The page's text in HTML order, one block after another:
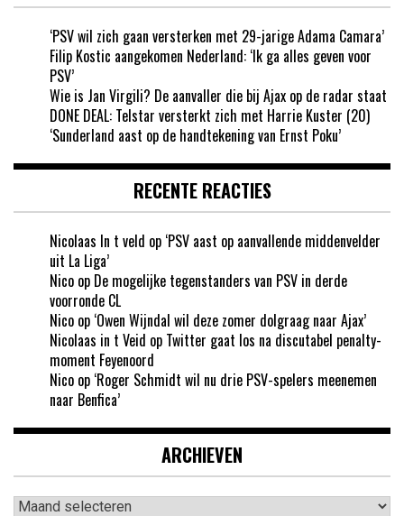
‘PSV wil zich gaan versterken met 29-jarige Adama Camara’
Filip Kostic aangekomen Nederland: ‘Ik ga alles geven voor
PSV’
Wie is Jan Virgili? De aanvaller die bij Ajax op de radar staat
DONE DEAL: Telstar versterkt zich met Harrie Kuster (20)
‘Sunderland aast op de handtekening van Ernst Poku’
RECENTE REACTIES
Nicolaas In t veld op ‘PSV aast op aanvallende middenvelder
uit La Liga’
Nico op De mogelijke tegenstanders van PSV in derde
voorronde CL
Nico op ‘Owen Wijndal wil deze zomer dolgraag naar Ajax’
Nicolaas in t Veid op Twitter gaat los na discutabel penalty-
moment Feyenoord
Nico op ‘Roger Schmidt wil nu drie PSV-spelers meenemen
naar Benfica’
ARCHIEVEN
Archieven